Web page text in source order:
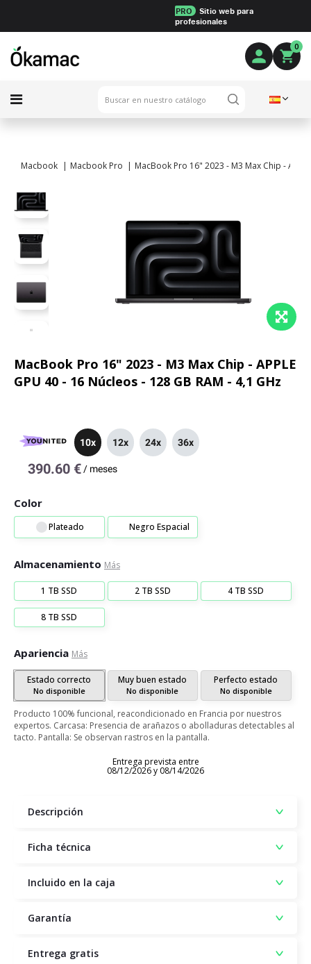
PRO
Sitio web para
profesionales
0
Macbook Macbook Pro MacBook Pro 16" 2023 - M3 Max Chip -
MacBook Pro 16" 2023 - M3 Max Chip - APPLE
GPU 40 - 16 Núcleos - 128 GB RAM - 4,1 GHz
10x 12x 24x 36x
390.60 € / meses
Color
Plateado Negro Espacial
Almacenamiento Más
1 TB SSD 2 TB SSD 4 TB SSD
8 TB SSD
Apariencia Más
Estado correcto
No disponible
Muy buen estado
No disponible
Perfecto estado
No disponible
Producto 100% funcional, reacondicionado en Francia por nuestros
expertos. Carcasa: Presencia de arañazos o abolladuras detectables al
tacto. Pantalla: Se observan rastros en la pantalla.
Entrega prevista entre
08/12/2026 y 08/14/2026
Descripción
Ficha técnica
Incluido en la caja
Garantía
Entrega gratis